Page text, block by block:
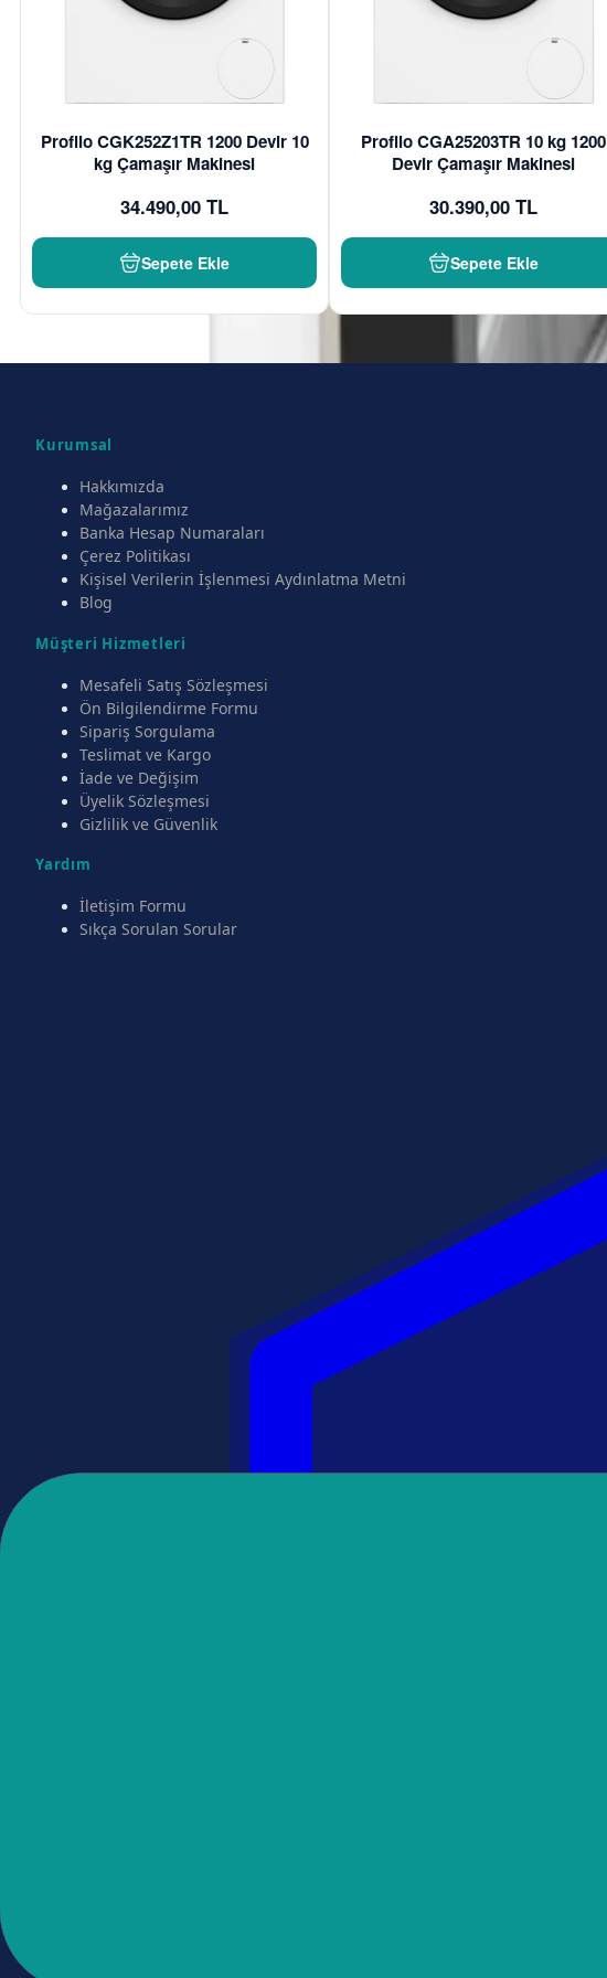
Profilo CGK252Z1TR 1200 Devir 10
kg Çamaşır Makinesi
34.490,00 TL
Sepete Ekle
Profilo CGA25203TR 10 kg 1200
Devir Çamaşır Makinesi
30.390,00 TL
Sepete Ekle
Kurumsal
Hakkımızda
Mağazalarımız
Banka Hesap Numaraları
Çerez Politikası
Kişisel Verilerin İşlenmesi Aydınlatma Metni
Blog
Müşteri Hizmetleri
Mesafeli Satış Sözleşmesi
Ön Bilgilendirme Formu
Sipariş Sorgulama
Teslimat ve Kargo
İade ve Değişim
Üyelik Sözleşmesi
Gizlilik ve Güvenlik
Yardım
İletişim Formu
Sıkça Sorulan Sorular